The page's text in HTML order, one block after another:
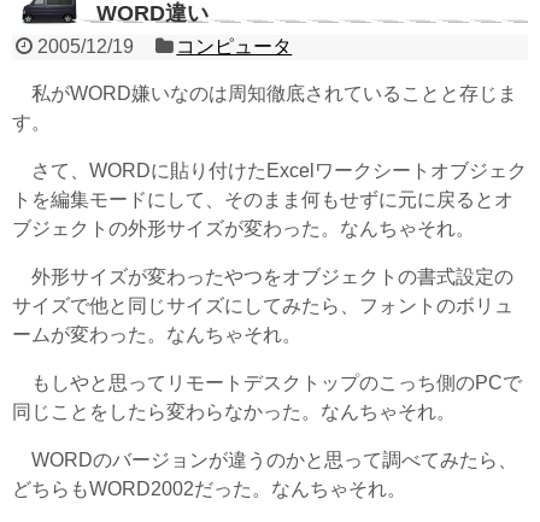
WORD違い
2005/12/19 コンピュータ
私がWORD嫌いなのは周知徹底されていることと存じま
す。
さて、WORDに貼り付けたExcelワークシートオブジェク
トを編集モードにして、そのまま何もせずに元に戻るとオ
ブジェクトの外形サイズが変わった。なんちゃそれ。
外形サイズが変わったやつをオブジェクトの書式設定の
サイズで他と同じサイズにしてみたら、フォントのボリュ
ームが変わった。なんちゃそれ。
もしやと思ってリモートデスクトップのこっち側のPCで
同じことをしたら変わらなかった。なんちゃそれ。
WORDのバージョンが違うのかと思って調べてみたら、
どちらもWORD2002だった。なんちゃそれ。